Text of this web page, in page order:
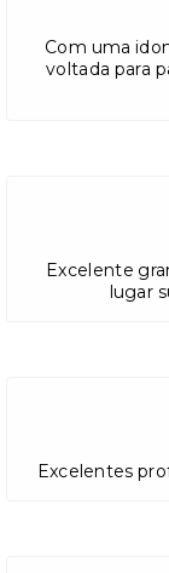
Com uma
voltada para
Excelente
lugar
Excelentes